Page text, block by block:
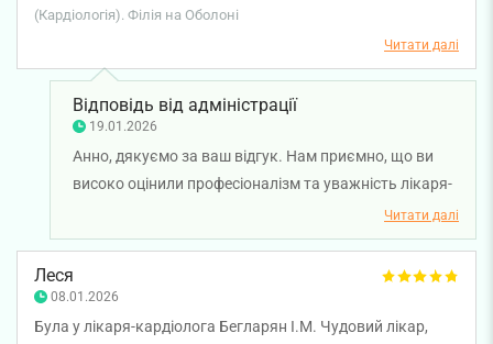
спілкування з інтелигентною людиною. Дякую лікарю
(Кардіологія). Філія на Оболоні
Читати далі
Відповідь від адміністрації
19.01.2026
Анно, дякуємо за ваш відгук. Нам приємно, що ви
високо оцінили професіоналізм та уважність лікаря-
кардіолога Романа Старостишина. Раді, що
консультація була корисною і залишила приємне
Читати далі
Леся
08.01.2026
Була у лікаря-кардіолога Бегларян І.М. Чудовий лікар,